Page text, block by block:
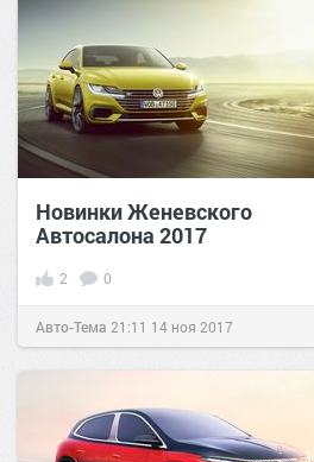
Новинки Женевского
Автосалона 2017
2 0
Авто-Тема 21:11 14 ноя 2017